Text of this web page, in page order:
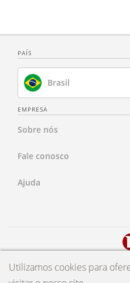
Utilizamos cookies para
PAÍS
Brasil
França
Holanda
EMPRESA
Sobre nós
Fale conosco
Ajuda
fornece informações legais e
Rocket Lawyer não é um "serviço